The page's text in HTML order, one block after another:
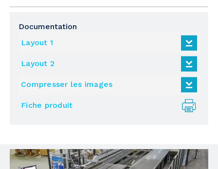
Documentation
Layout 1
Layout 2
Compresser les images
Fiche produit